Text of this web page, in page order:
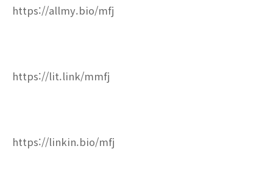
https://allmy.bio/mfj
https://lit.link/mmfj
https://linkin.bio/mfj